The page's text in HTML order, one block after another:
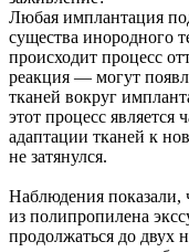
Любая имплантация
существа инородного
происходит процесс
реакция — могут
тканей вокруг
этот процесс
адаптации тканей к
не затянулся.
Наблюдения показали,
из полипропилена
продолжаться до двух